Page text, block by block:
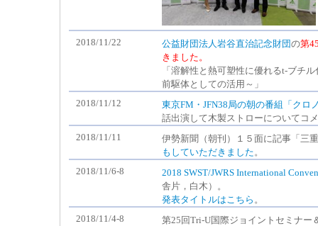
2018/11/22 公益財団法人岩谷直治記念財団の第
きました。
「溶解性と熱可塑性に優れるt-ブチ
前駆体としての活用～」
2018/11/12
東京FM・JFN38局の朝の番組「クロ
話出演して木製ストローについてコ
2018/11/11
伊勢新聞（朝刊）１５面に記事「三
もしていただきました。
2018/11/6-8
2018 SWST/JWRS International
舎片，白木）。
発表タイトルはこちら 。
2018/11/4-8
第25回Tri-U国際ジョイントセミナー